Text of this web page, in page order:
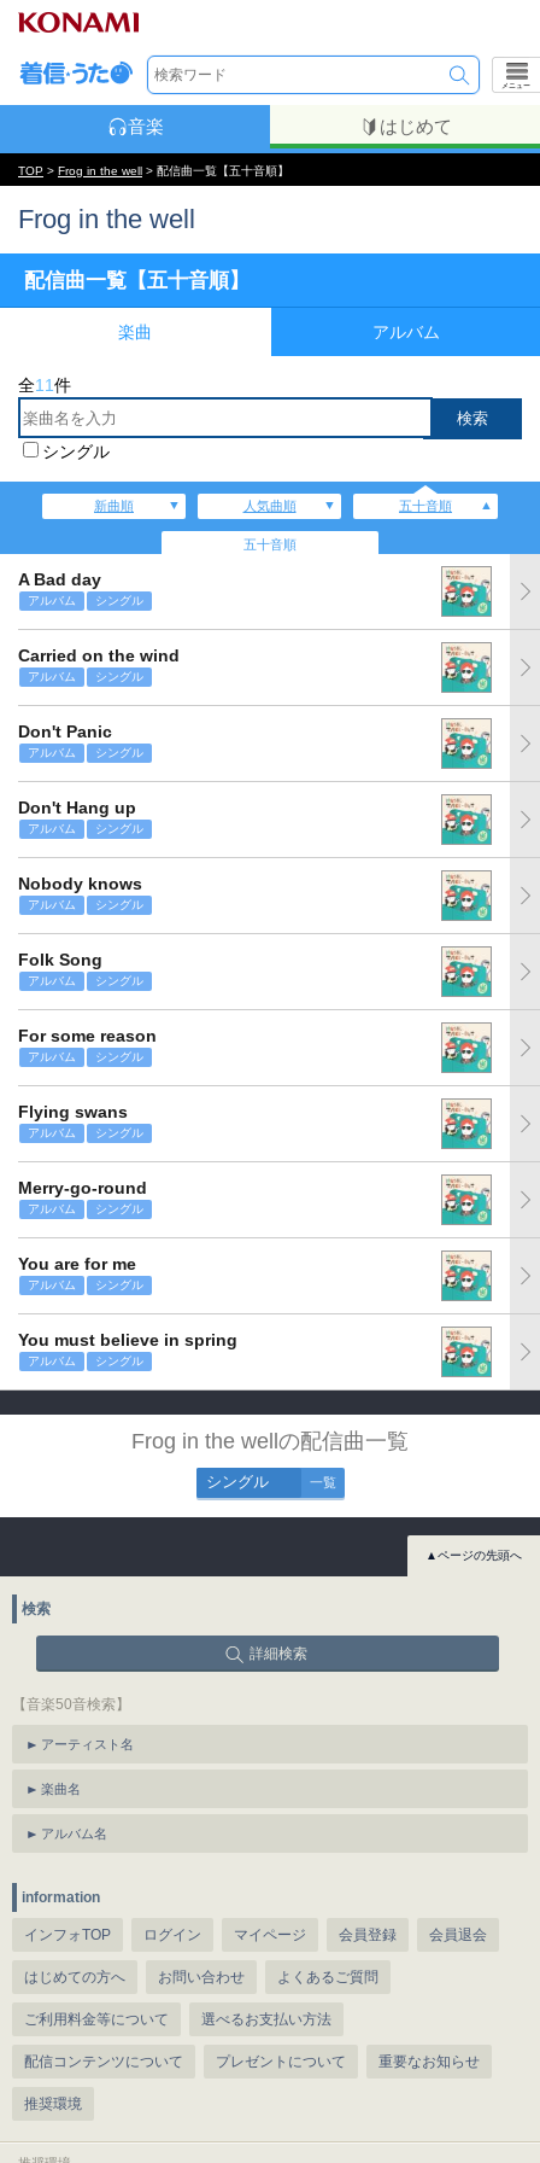
メニュー
音楽 はじめて
TOP > Frog in the well > 配信曲一覧【五十音順】
Frog in the well
配信曲一覧【五十音順】
楽曲 アルバム
全11件
シングル
新曲順 人気曲順 五十音順
五十音順
A Bad day
アルバム シングル
Carried on the wind
アルバム シングル
Don't Panic
アルバム シングル
Don't Hang up
アルバム シングル
Nobody knows
アルバム シングル
Folk Song
アルバム シングル
For some reason
アルバム シングル
Flying swans
アルバム シングル
Merry-go-round
アルバム シングル
You are for me
アルバム シングル
You must believe in spring
アルバム シングル
Frog in the wellの配信曲一覧
シングル 一覧
▲ページの先頭へ
検索
詳細検索
【音楽50音検索】
アーティスト名
楽曲名
アルバム名
information
インフォTOP ログイン マイページ 会員登録 会員退会
はじめての方へ お問い合わせ よくあるご質問
ご利用料金等について 選べるお支払い方法
配信コンテンツについて プレゼントについて 重要なお知らせ
推奨環境